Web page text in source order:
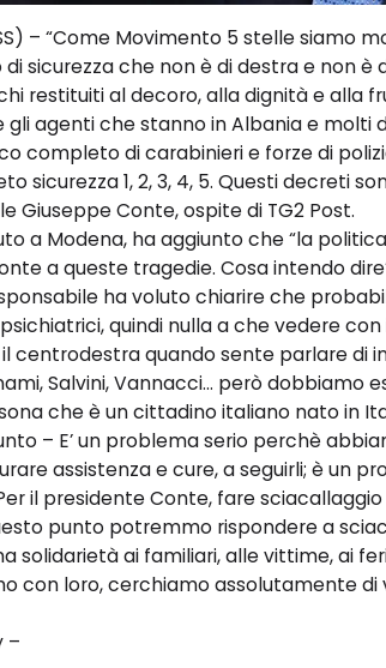
– “Come Movimento 5 stelle siamo
sicurezza che non è di destra e non è
restituiti al decoro, alla dignità e alla
gli agenti che stanno in Albania e molti
completo di carabinieri e forze di
sicurezza 1, 2, 3, 4, 5. Questi decreti
Giuseppe Conte, ospite di TG2 Post.
a Modena, ha aggiunto che “la
a queste tragedie. Cosa intendo
ha voluto chiarire che
quindi nulla a che vedere con
centrodestra quando sente parlare di
Salvini, Vannacci… però dobbiamo
che è un cittadino italiano nato in
– E’ un problema serio perchè
assistenza e cure, a seguirli; è un
il presidente Conte, fare
punto potremmo rispondere a
solidarietà ai familiari, alle vittime, ai
con loro, cerchiamo assolutamente
–